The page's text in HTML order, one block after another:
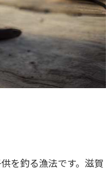
を釣る漁法です。滋賀